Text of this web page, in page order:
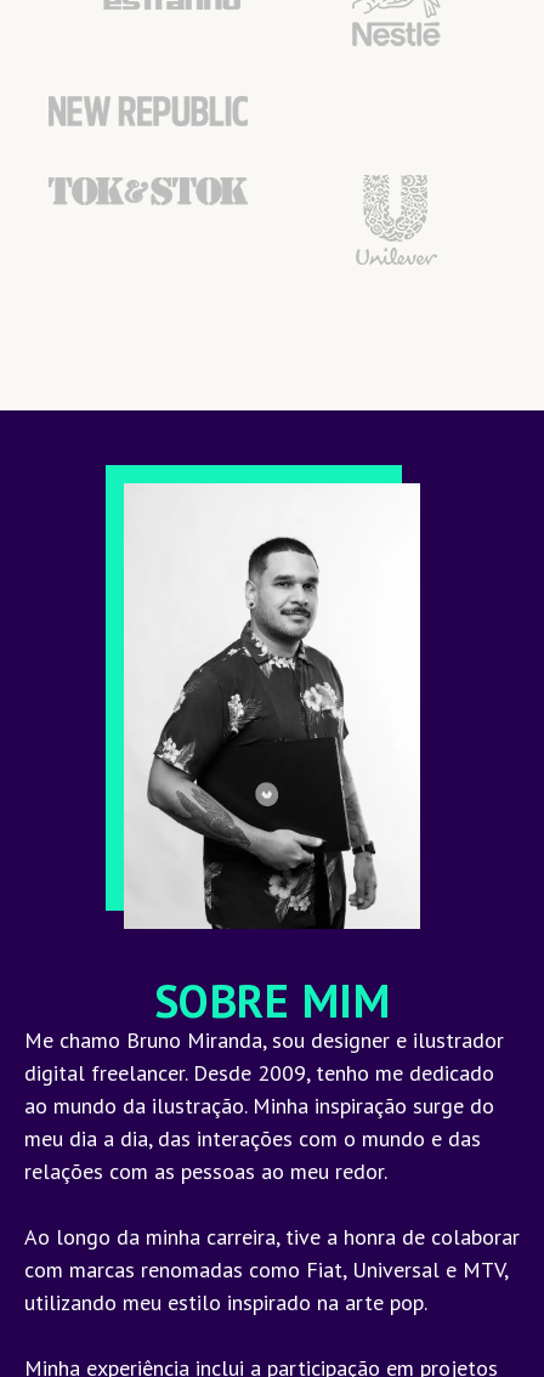
SOBRE MIM
Me chamo Bruno Miranda, sou designer e ilustrador
digital freelancer. Desde 2009, tenho me dedicado
ao mundo da ilustração. Minha inspiração surge do
meu dia a dia, das interações com o mundo e das
relações com as pessoas ao meu redor.
Ao longo da minha carreira, tive a honra de colaborar
com marcas renomadas como Fiat, Universal e MTV,
utilizando meu estilo inspirado na arte pop.
Minha experiência inclui a participação em projetos